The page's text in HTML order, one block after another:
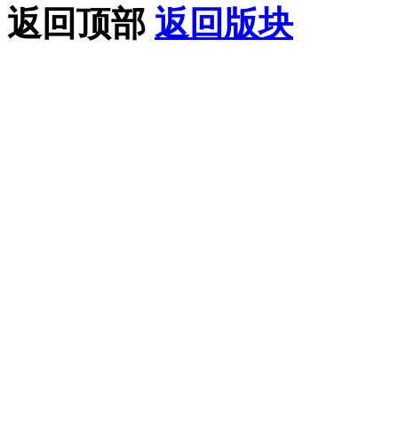
返回顶部 返回版块